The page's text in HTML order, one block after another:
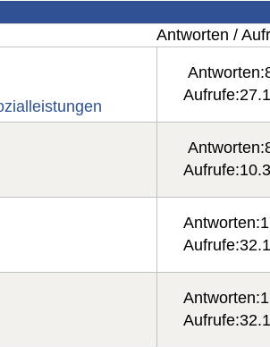
Antworten /
Antworten:
Aufrufe:
Antworten:
Aufrufe:
Antworten:
Aufrufe:
Antworten:
Aufrufe: